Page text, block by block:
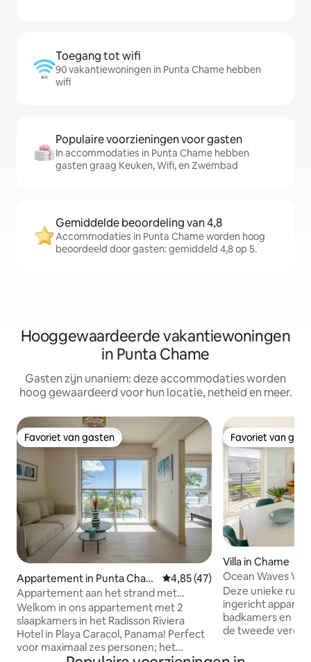
Toegang tot wifi
90 vakantiewoningen in Punta Chame hebben
wifi
Populaire voorzieningen voor gasten
In accommodaties in Punta Chame hebben
gasten graag Keuken, Wifi, en Zwembad
Gemiddelde beoordeling van 4,8
Accommodaties in Punta Chame worden hoog
beoordeeld door gasten: gemiddeld 4,8 op 5.
Hooggewaardeerde vakantiewoningen
in Punta Chame
Gasten zijn unaniem: deze accommodaties worden
hoog gewaardeerd voor hun locatie, netheid en meer.
Favoriet van gasten
Favoriet van gasten
Appartement in Punta Cham
e
Gemiddelde beoordeling van
4,85 (47)
Appartement aan het strand met
kingsize bed en hotelvoorzieningen
Welkom in ons appartement met 2
slaapkamers in het Radisson Riviera
Hotel in Playa Caracol, Panama! Perfect
voor maximaal zes personen; het
Favoriet van
Favoriet van
Villa in Chame
Ocean Waves
badkamers
Deze unieke
ingericht
badkamers en
de tweede
met directe